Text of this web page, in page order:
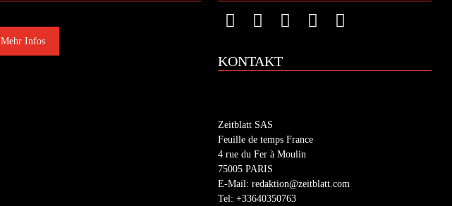
Mehr Infos
KONTAKT
Zeitblatt SAS
Feuille de temps France
4 rue du Fer à Moulin
75005 PARIS
E-Mail: redaktion@zeitblatt.com
Tel: +33640350763